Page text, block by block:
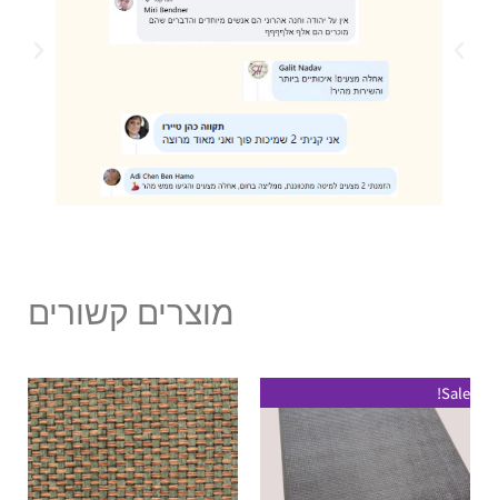
מוצרים קשורים
Sale!
מחירים:
עד
זה
יש
מספר
טווח
מחירים:
עד
למוצר
זה
יש
מספר